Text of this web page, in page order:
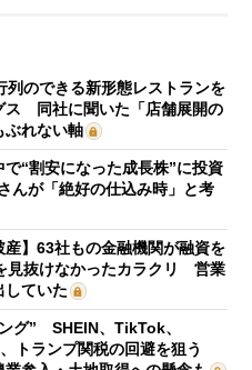
列のできる新形態レストランを
ス 同社に聞いた「店舗展開の
ぶれない軸
“割安になった成長株”に投資
が「絶好の仕込み時」と考
産】63社もの金融機関が融資を
見抜けなかったカラクリ 営業
していた
グ” SHEIN、TikTok、
トランプ関税の回避を狙う